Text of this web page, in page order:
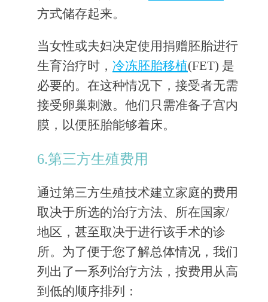
方式储存起来。
当女性或夫妇决定使用捐赠胚胎进行
生育治疗时， 冷冻胚胎移植(FET) 是
必要的。在这种情况下，接受者无需
接受卵巢刺激。他们只需准备子宫内
膜，以便胚胎能够着床。
6.第三方生殖费用
通过第三方生殖技术建立家庭的费用
取决于所选的治疗方法、所在国家/
地区，甚至取决于进行该手术的诊
所。为了便于您了解总体情况，我们
列出了一系列治疗方法，按费用从高
到低的顺序排列：